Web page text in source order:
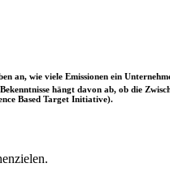
an, wie viele Emissionen ein
hängt davon ab, ob die
Based Target Initiative).